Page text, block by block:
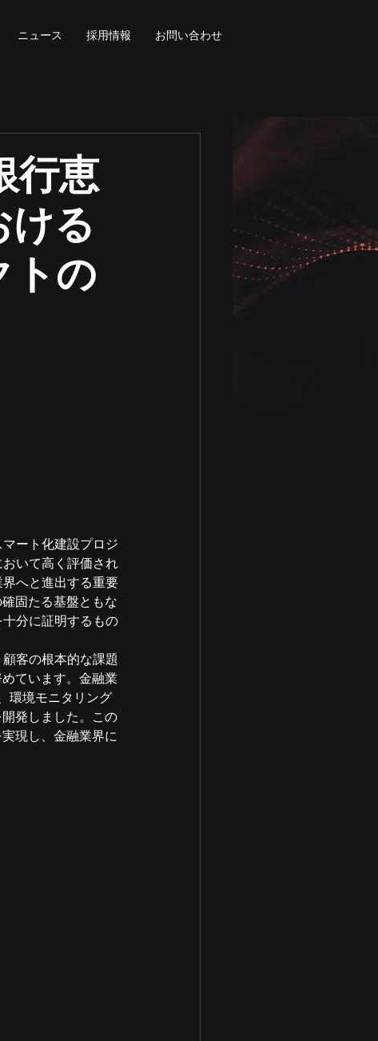
ニュース 採用情報 お問い合わせ
行恵
る
トの
ート化建設プロジ
いて高く評価され
へと進出する重要
固たる基盤ともな
分に証明するもの
客の根本的な課題
ています。金融業
環境モニタリング
発しました。この
現し、金融業界に